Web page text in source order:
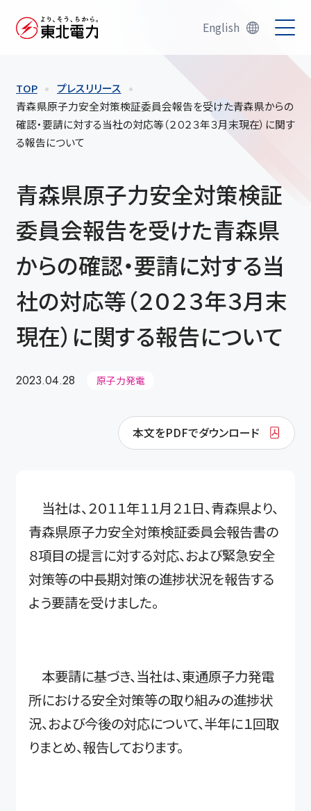
English
TOP
プレスリリース
青森県原子力安全対策検証委員会報告を受けた青森県からの
確認・要請に対する当社の対応等（２０２３年３月末現在）に関す
る報告について
青森県原子力安全対策検証
委員会報告を受けた青森県
からの確認・要請に対する当
社の対応等（２０２３年３月末
現在）に関する報告について
2023.04.28 原子力発電
本文をPDFでダウンロード
当社は、２０１１年１１月２１日、青森県より、
青森県原子力安全対策検証委員会報告書の
８項目の提言に対する対応、および緊急安全
対策等の中長期対策の進捗状況を報告する
よう要請を受けました。
本要請に基づき、当社は、東通原子力発電
所における安全対策等の取り組みの進捗状
況、および今後の対応について、半年に１回取
りまとめ、報告しております。